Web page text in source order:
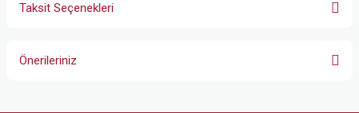
Taksit Seçenekleri
Önerileriniz